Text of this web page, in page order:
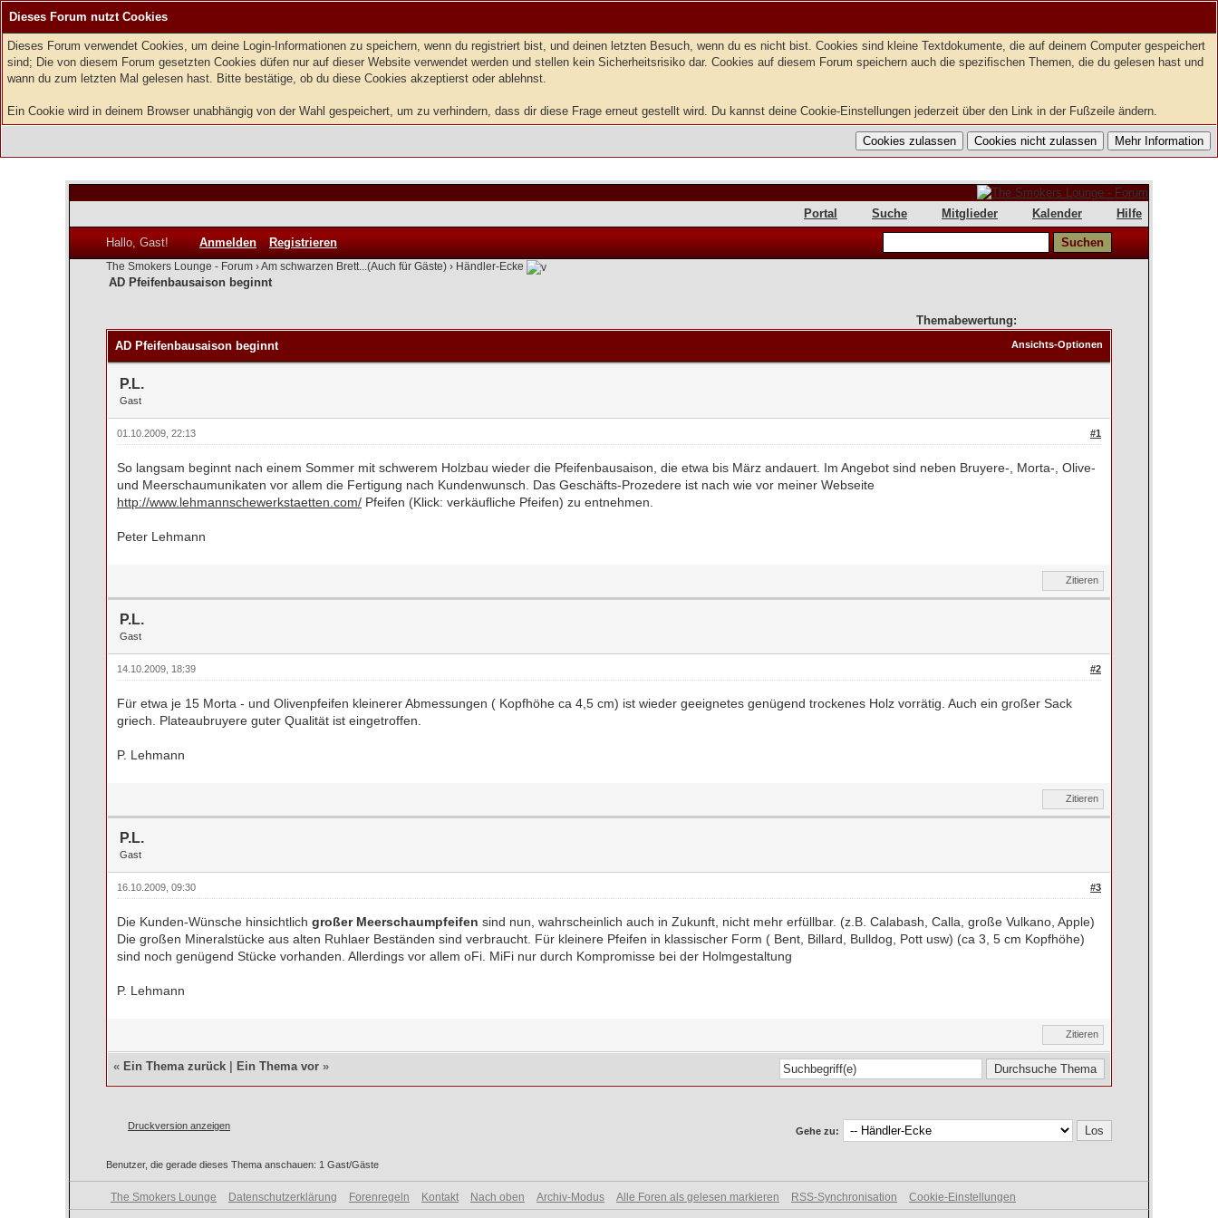
Dieses Forum nutzt Cookies
Dieses Forum verwendet Cookies, um deine Login-Informationen zu speichern, wenn du registriert bist, und deinen letzten Besuch, wenn du es nicht bist. Cookies sind kleine Textdokumente, die auf deinem Computer gespeichert
sind; Die von diesem Forum gesetzten Cookies düfen nur auf dieser Website verwendet werden und stellen kein Sicherheitsrisiko dar. Cookies auf diesem Forum speichern auch die spezifischen Themen, die du gelesen hast und
wann du zum letzten Mal gelesen hast. Bitte bestätige, ob du diese Cookies akzeptierst oder ablehnst.
Ein Cookie wird in deinem Browser unabhängig von der Wahl gespeichert, um zu verhindern, dass dir diese Frage erneut gestellt wird. Du kannst deine Cookie-Einstellungen jederzeit über den Link in der Fußzeile ändern.
Portal Suche Mitglieder Kalender Hilfe
Hallo, Gast! Anmelden Registrieren
The Smokers Lounge - Forum ›Am schwarzen Brett...(Auch für Gäste) › Händler-Ecke
AD Pfeifenbausaison beginnt
Themabewertung:
Ansichts-Optionen
AD Pfeifenbausaison beginnt
P.L.
Gast
#1
01.10.2009, 22:13
So langsam beginnt nach einem Sommer mit schwerem Holzbau wieder die Pfeifenbausaison, die etwa bis März andauert. Im Angebot sind neben Bruyere-, Morta-, Olive-
und Meerschaumunikaten vor allem die Fertigung nach Kundenwunsch. Das Geschäfts-Prozedere ist nach wie vor meiner Webseite
http://www.lehmannschewerkstaetten.com/ Pfeifen (Klick: verkäufliche Pfeifen) zu entnehmen.
Peter Lehmann
Zitieren
P.L.
Gast
#2
14.10.2009, 18:39
Für etwa je 15 Morta - und Olivenpfeifen kleinerer Abmessungen ( Kopfhöhe ca 4,5 cm) ist wieder geeignetes genügend trockenes Holz vorrätig. Auch ein großer Sack
griech. Plateaubruyere guter Qualität ist eingetroffen.
P. Lehmann
Zitieren
P.L.
Gast
#3
16.10.2009, 09:30
Die Kunden-Wünsche hinsichtlich großer Meerschaumpfeifen sind nun, wahrscheinlich auch in Zukunft, nicht mehr erfüllbar. (z.B. Calabash, Calla, große Vulkano, Apple)
Die großen Mineralstücke aus alten Ruhlaer Beständen sind verbraucht. Für kleinere Pfeifen in klassischer Form ( Bent, Billard, Bulldog, Pott usw) (ca 3, 5 cm Kopfhöhe)
sind noch genügend Stücke vorhanden. Allerdings vor allem oFi. MiFi nur durch Kompromisse bei der Holmgestaltung
P. Lehmann
Zitieren
« Ein Thema zurück Ein Thema vor »
Druckversion anzeigen Gehe zu:
Benutzer, die gerade dieses Thema anschauen: 1 Gast/Gäste
The Smokers Lounge Datenschutzerklärung Forenregeln Kontakt Nach oben Archiv-Modus Alle Foren als gelesen markieren RSS-Synchronisation Cookie-Einstellungen